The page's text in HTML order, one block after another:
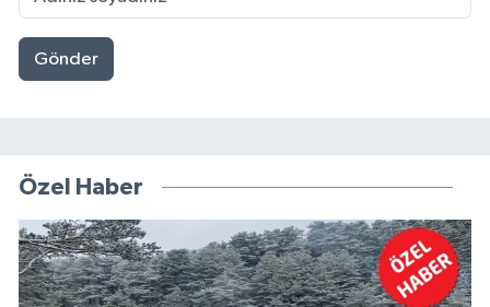
Gönder
Özel Haber